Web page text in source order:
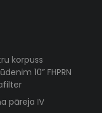
korpuss
10” FHPRN
pāreja IV